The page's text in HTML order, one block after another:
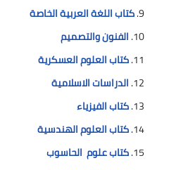
كتاب اللغة العربية الخاصة
الفنون والتصميم
كتاب العلوم العسكرية
الدراسات الاسلامية
كتاب الفيزياء
كتاب العلوم الهندسية
كتاب علوم الحاسوب